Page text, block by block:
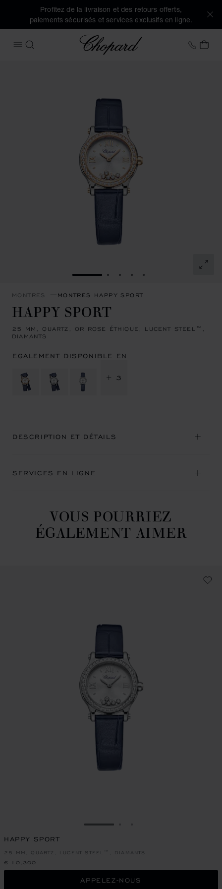
Profitez de la livraison et des retours offerts,
paiements sécurisés et services exclusifs en ligne.
OUVRIR LE MENU
RECHERCHER
Chopard +32
ALLER À LA DIAPOSITIVE 1
ALLER À LA DIAPOSITIVE 2
ALLER À LA
ALLER À LA
ALLER À LA
MONTRES MONTRES HAPPY SPORT
HAPPY SPORT
25 MM, QUARTZ, OR ROSE ÉTHIQUE, LUCENT STEEL™,
DIAMANTS
EGALEMENT DISPONIBLE EN
+ 3
DESCRIPTION ET DÉTAILS
SERVICES EN LIGNE
VOUS POURRIEZ
ÉGALEMENT AIMER
ALLER À LA DIAPOSITIVE 1
HAPPY SPORT
25 MM, QUARTZ, LUCENT STEEL™, DIAMANTS
€ 10,300
APPELEZ-NOUS